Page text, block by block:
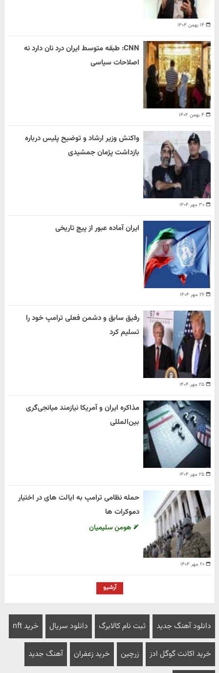
۱۴ بهمن ۱۴۰۴
۴ بهمن ۱۴۰۴
CNN: طبقه متوسط ایران درد نان دارد نه
اصلاحات سیاسی
۳۰ مهر ۱۴۰۴
واکنش وزیر ارشاد و توضیح پلیس درباره
بازداشت پژمان جمشیدی
۲۶ مهر ۱۴۰۴
ایران آماده عبور از پیچ تاریخی
۲۵ مهر ۱۴۰۴
رفیق سابق و دشمن فعلی ترامپ خود را
تسلیم کرد
۲۵ مهر ۱۴۰۴
مذاکره ایران و آمریکا نیازمند میانجی‌گری
بین‌المللی
۲۰ مهر ۱۴۰۴
حمله نظامی ترامپ به ایالت های در اختیار
دموکرات ها
هومن سلیمیان
آرشیو
دانلود آهنگ جدید ثبت نام کالابرگ دانلود سریال خرید nft
خرید اکانت گوگل ادز زرچین خرید زعفران آهنگ جدید